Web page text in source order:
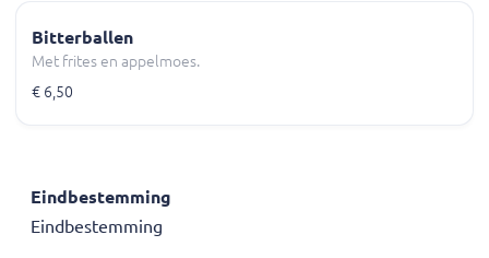
Bitterballen
Met frites en appelmoes.
€ 6,50
Eindbestemming
Eindbestemming